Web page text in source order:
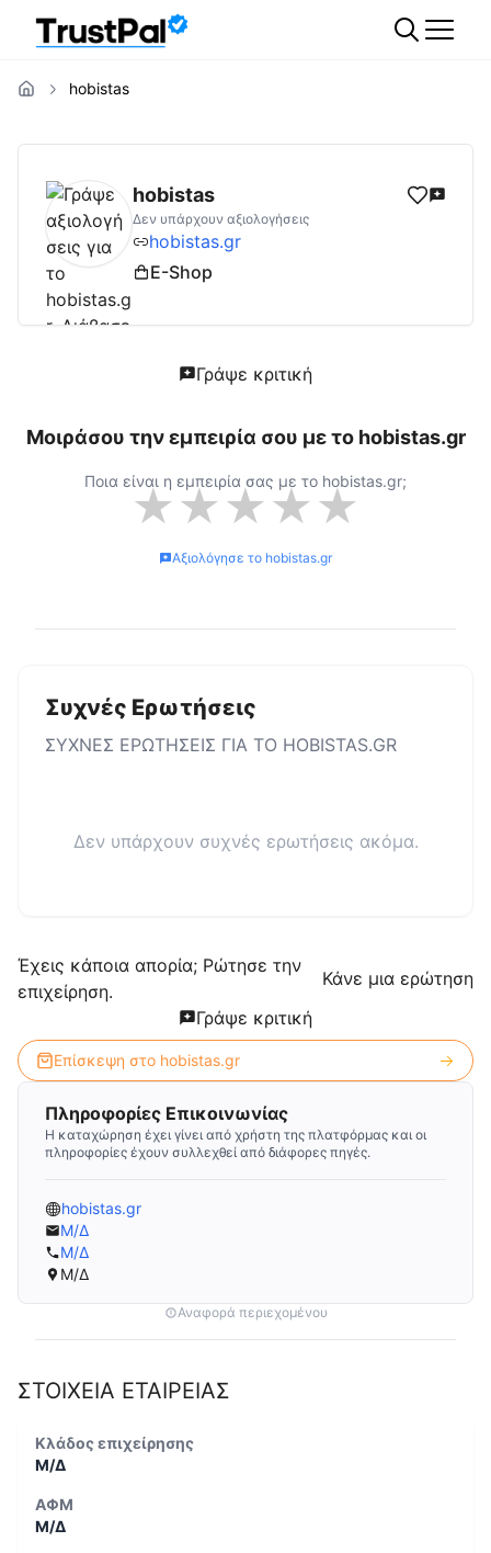
hobistas
hobistas.gr Αξιολογήσεις | Δες
hobistas
Δεν υπάρχουν αξιολογήσεις
hobistas.gr
E-Shop
Γράψε κριτική
Μοιράσου την εμπειρία σου με το hobistas.gr
Ποια είναι η εμπειρία σας με το hobistas.gr;
★★★★★
Αξιολόγησε το hobistas.gr
Συχνές Ερωτήσεις
ΣΥΧΝΕΣ ΕΡΩΤΗΣΕΙΣ ΓΙΑ ΤΟ HOBISTAS.GR
Δεν υπάρχουν συχνές ερωτήσεις ακόμα.
Έχεις κάποια απορία; Ρώτησε την
επιχείρηση.
Κάνε μια ερώτηση
Γράψε κριτική
Επίσκεψη στο hobistas.gr
Πληροφορίες Επικοινωνίας
Η καταχώρηση έχει γίνει από χρήστη της πλατφόρμας και οι
πληροφορίες έχουν συλλεχθεί από διάφορες πηγές.
hobistas.gr
Μ/Δ
Μ/Δ
Μ/Δ
Αναφορά περιεχομένου
ΣΤΟΙΧΕΙΑ ΕΤΑΙΡΕΙΑΣ
Κλάδος επιχείρησης
Μ/Δ
ΑΦΜ
Μ/Δ